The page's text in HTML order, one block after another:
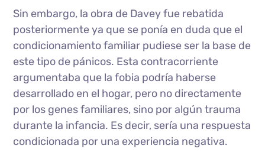
Sin embargo, la obra de Davey fue rebatida
posteriormente ya que se ponía en duda que el
condicionamiento familiar pudiese ser la base de
este tipo de pánicos. Esta contracorriente
argumentaba que la fobia podría haberse
desarrollado en el hogar, pero no directamente
por los genes familiares, sino por algún trauma
durante la infancia. Es decir, sería una respuesta
condicionada por una experiencia negativa.